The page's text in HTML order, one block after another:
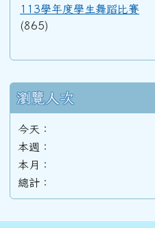
113學年度學生舞蹈比賽
(865)
瀏覽人次
今天：
本週：
本月：
總計：